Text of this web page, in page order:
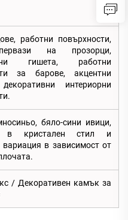
работни повърхности,
на прозорци,
гишета, работни
за барове, акцентни
интериорни
бяло-сини ивици,
в кристален стил и
вариация в зависимост от
/ Декоративен камък за